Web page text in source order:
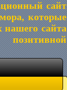
сайт
которые
нашего сайта